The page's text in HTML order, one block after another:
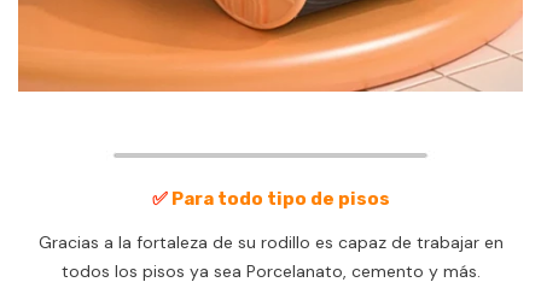
✅ Para todo tipo de pisos
Gracias a la fortaleza de su rodillo es capaz de trabajar en
todos los pisos ya sea Porcelanato, cemento y más.